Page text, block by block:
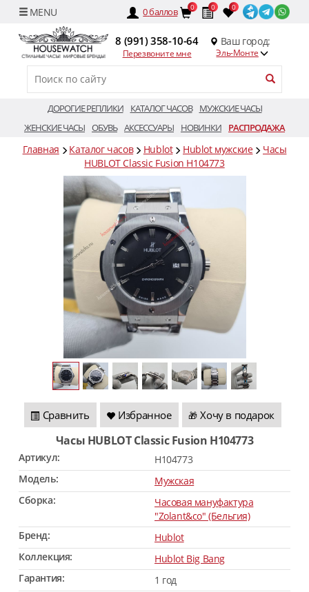
0баллов 0 0 0
8 (991) 358-10-64
Перезвоните мне
Ваш город:
Эль-Монте
ДОРОГИЕ РЕПЛИКИ КАТАЛОГ ЧАСОВ
МУЖСКИЕ ЧАСЫ
ЖЕНСКИЕ ЧАСЫ ОБУВЬ АКСЕССУАРЫ НОВИНКИ РАСПРОДАЖА
Главная Каталог часов Hublot Hublot мужские
Часы
HUBLOT Classic Fusion H104773
Сравнить Избранное 🎁 Хочу в подарок
Часы HUBLOT Classic Fusion H104773
Артикул:
H104773
Модель:
Мужская
Сборка:
Часовая мануфактура
"Zolant&co" (Бельгия)
Бренд:
Hublot
Коллекция:
Hublot Big Bang
Гарантия:
1 год